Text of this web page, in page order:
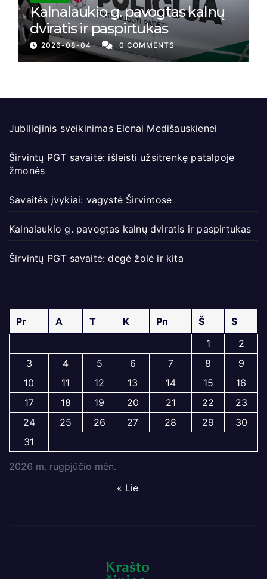
Kalnalaukio g. pavogtas kalnų
dviratis ir paspirtukas
2026-08-04 0 COMMENTS
Jubiliejinis sveikinimas Elenai Medišauskienei
Širvintų PGT savaitė: išleisti užsitrenkę patalpoje
žmonės
Savaitės įvykiai: vagystė Širvintose
Kalnalaukio g. pavogtas kalnų dviratis ir paspirtukas
Širvintų PGT savaitė: degė žolė ir kita
2026 m. rugpjūčio mėn.
Pr A T K Pn Š
S
1
2
3
4 5 6 7 8
9
10
11 12 13 14 15
16
17
18 19 20 21 22
23
24
25 26 27 28 29
30
31
« Lie